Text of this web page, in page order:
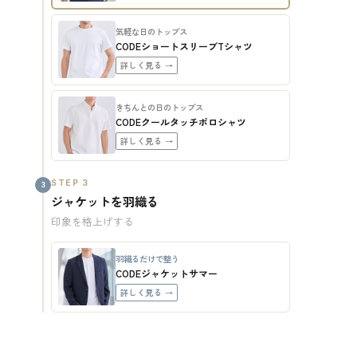
気軽な日のトップス
CODEショートスリーブTシャツ
詳しく見る →
きちんとの日のトップス
CODEクールタッチポロシャツ
詳しく見る →
3 STEP 3
ジャケットを羽織る
印象を格上げする
羽織るだけで整う
CODEジャケットサマー
詳しく見る →